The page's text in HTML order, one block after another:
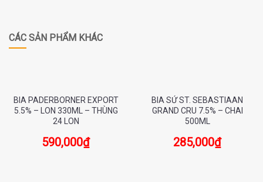
CÁC SẢN PHẨM KHÁC
BIA PADERBORNER EXPORT
5.5% – LON 330ML – THÙNG
24 LON
590,000₫
BIA SỨ ST. SEBASTIAAN
GRAND CRU 7.5% – CHAI
500ML
285,000₫